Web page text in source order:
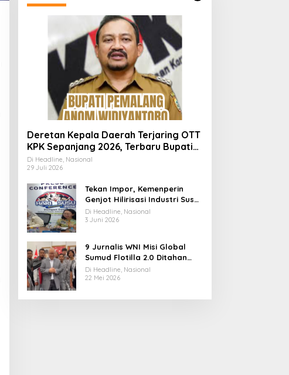
Deretan Kepala Daerah Terjaring OTT
KPK Sepanjang 2026, Terbaru Bupati
Pemalang Anom Widiyantoro
Di Headline, Nasional
29 Juli 2026
Tekan Impor, Kemenperin
Genjot Hilirisasi Industri Susu
Lewat Momen Hari Susu
Nusantara 2026
Di Headline, Nasional
3 Juni 2026
9 Jurnalis WNI Misi Global
Sumud Flotilla 2.0 Ditahan
Militer Israel, Kini Dibebaskan
dan Dievakuasi ke Istanbul
Di Headline, Nasional
22 Mei 2026